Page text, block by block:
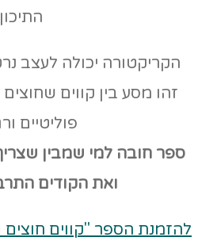
התיכון
הקריקטורה יכולה לעצב
זהו מסע בין קווים
פוליטיים
ספר חובה למי שמבין
ואת הקודים
להזמנת הספר "קווים